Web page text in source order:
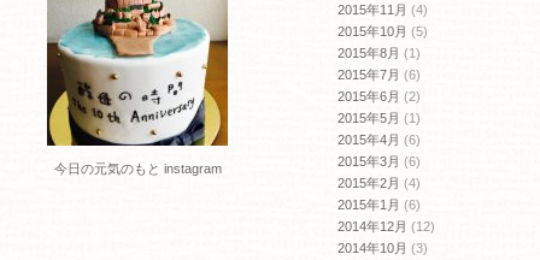
今日の元気のもと instagram
2015年11月 (4)
2015年10月 (5)
2015年8月 (1)
2015年7月 (6)
2015年6月 (2)
2015年5月 (1)
2015年4月 (6)
2015年3月 (6)
2015年2月 (4)
2015年1月 (6)
2014年12月 (12)
2014年10月 (3)